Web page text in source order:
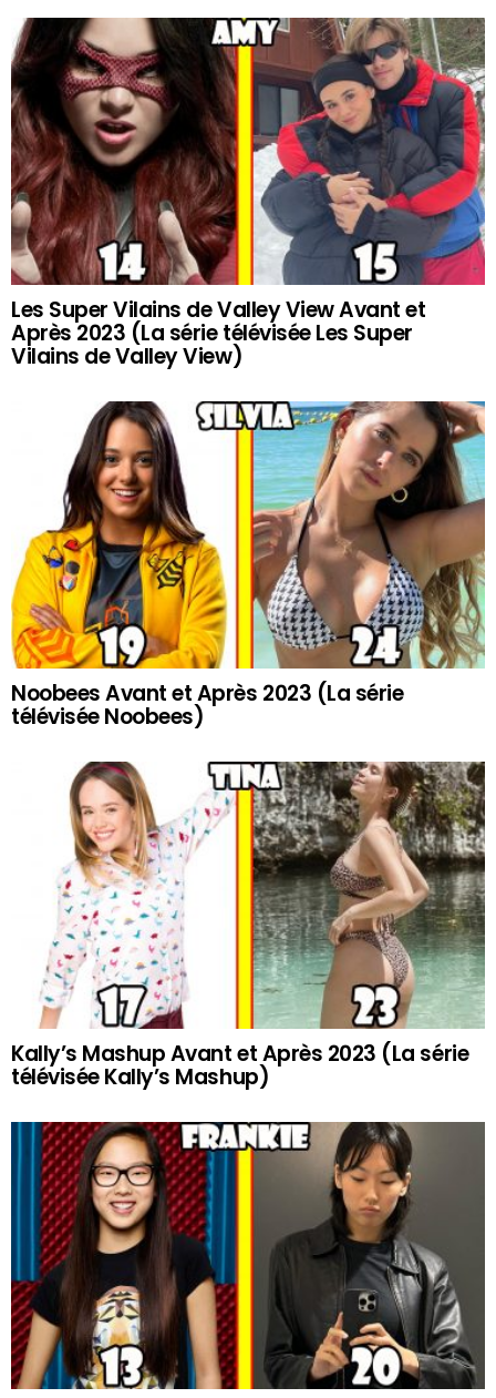
Les Super Vilains de Valley View Avant et
Après 2023 (La série télévisée Les Super
Vilains de Valley View)
Noobees Avant et Après 2023 (La série
télévisée Noobees)
Kally’s Mashup Avant et Après 2023 (La série
télévisée Kally’s Mashup)